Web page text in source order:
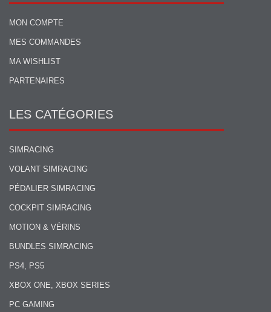
MON COMPTE
MES COMMANDES
MA WISHLIST
PARTENAIRES
LES CATÉGORIES
SIMRACING
VOLANT SIMRACING
PÉDALIER SIMRACING
COCKPIT SIMRACING
MOTION & VÉRINS
BUNDLES SIMRACING
PS4, PS5
XBOX ONE, XBOX SERIES
PC GAMING